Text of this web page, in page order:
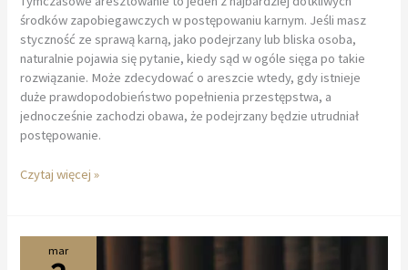
środków zapobiegawczych w postępowaniu karnym. Jeśli masz
styczność ze sprawą karną, jako podejrzany lub bliska osoba,
naturalnie pojawia się pytanie, kiedy sąd w ogóle sięga po takie
rozwiązanie. Może zdecydować o areszcie wtedy, gdy istnieje
duże prawdopodobieństwo popełnienia przestępstwa, a
jednocześnie zachodzi obawa, że podejrzany będzie utrudniał
postępowanie.
Kiedy
tymczasowy?
Czytaj więcej »
mar